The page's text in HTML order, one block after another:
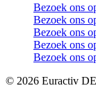
Bezoek ons
Bezoek ons
Bezoek ons
Bezoek ons
Bezoek ons
© 2026 Euractiv